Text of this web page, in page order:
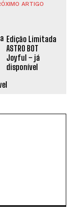
ARTIGO
Edição Limitada
ASTRO BOT
Joyful – já
disponível